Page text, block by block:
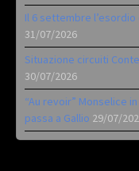
Il 6 settembre l’esordio
31/07/2026
Situazione circuiti
30/07/2026
“Au revoir” Monselice
passa a Gallio 29/07/